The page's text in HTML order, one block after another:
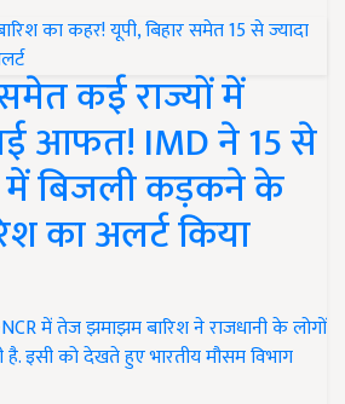
कई राज्यों में
आफत! IMD ने 15 से
में बिजली कड़कने के
का अलर्ट किया
में तेज झमाझम बारिश ने राजधानी के लोगों
इसी को देखते हुए भारतीय मौसम विभाग